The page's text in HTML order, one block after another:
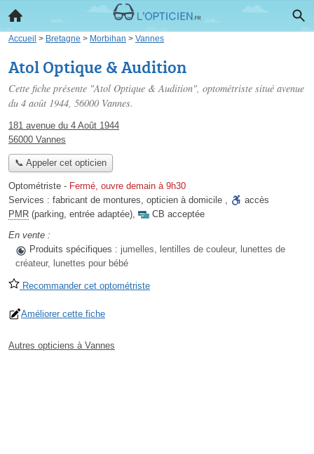
Accueil > Bretagne > Morbihan > Vannes
Atol Optique & Audition
Cette fiche présente "Atol Optique & Audition", optométriste situé avenue
du 4 août 1944, 56000 Vannes.
181 avenue du 4 Août 1944
56000 Vannes
📞 Appeler cet opticien
Optométriste - Fermé, ouvre demain à 9h30
Services : fabricant de montures, opticien à domicile ,
accès
PMR (parking, entrée adaptée),
CB acceptée
En vente :
Produits spécifiques : jumelles, lentilles de couleur, lunettes de
créateur, lunettes pour bébé
Recommander cet optométriste
Améliorer cette fiche
Autres opticiens à Vannes